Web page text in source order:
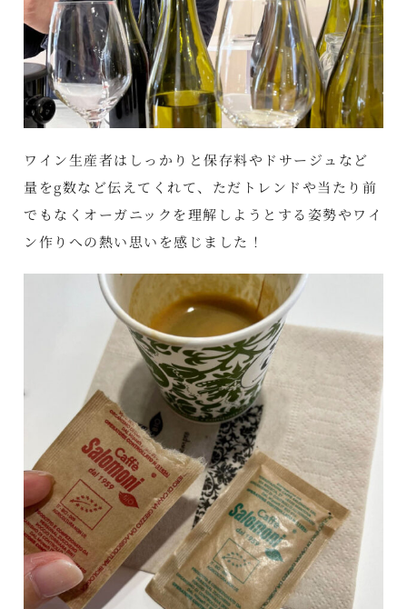
ワイン生産者はしっかりと保存料やドサージュなど
量をg数など伝えてくれて、ただトレンドや当たり前
でもなくオーガニックを理解しようとする姿勢やワイ
ン作りへの熱い思いを感じました！